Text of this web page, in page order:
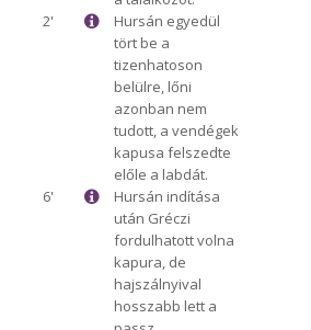
2'
Hursán egyedül
tört be a
tizenhatoson
belülre, lőni
azonban nem
tudott, a vendégek
kapusa felszedte
előle a labdát.
6'
Hursán indítása
után Gréczi
fordulhatott volna
kapura, de
hajszálnyival
hosszabb lett a